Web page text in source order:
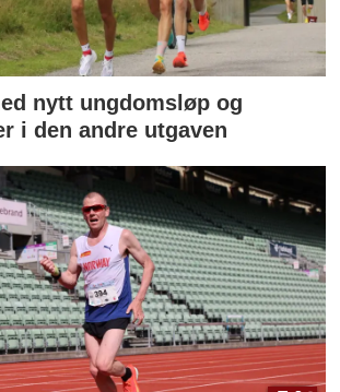
nytt ungdomsløp og
i den andre utgaven